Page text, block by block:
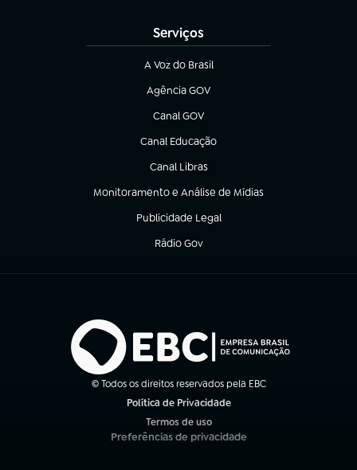
Serviços
A Voz do Brasil
(abre em nova aba)
Agência GOV
(abre em nova aba)
Canal GOV
(abre em nova aba)
Canal Educação
(abre em nova aba)
Canal Libras
(abre em nova aba)
Monitoramento e Análise de Mídias
(abre em nova aba)
Publicidade Legal
(abre em nova aba)
Rádio Gov
(abre em nova aba)
© Todos os direitos reservados pela EBC
Política de Privacidade
Termos de uso
(abre em nova aba)
Preferências de privacidade